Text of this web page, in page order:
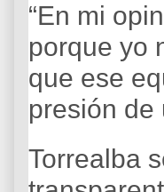
“En mi
porque yo
que ese
presión de
Torrealba